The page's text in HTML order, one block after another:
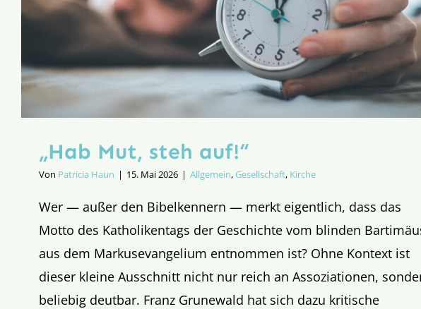
„Hab Mut, steh auf!“
Von Patricia Haun | 15. Mai 2026 | Allgemein,Gesellschaft, Kirche
Wer — außer den Bibelkennern — merkt eigentlich, dass das
Motto des Katholikentags der Geschichte vom blinden
aus dem Markusevangelium entnommen ist? Ohne Kontext ist
dieser kleine Ausschnitt nicht nur reich an Assoziationen,
beliebig deutbar. Franz Grunewald hat sich dazu kritische